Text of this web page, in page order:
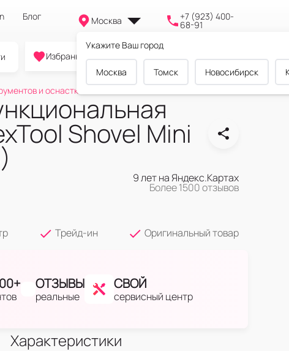
Блог Москва
Укажите Ваш город
Москва Томск Новосибирск
+7 (923) 400-
68-91
0
Избранное Cравнение Корзина
и оснастки
Shovel Mini
9 лет на Яндекс.Картах
Более 1500 отзывов
Трейд-ин
Оригинальный товар
ОТЗЫВЫ
реальные
СВОЙ
сервисный центр
Характеристики